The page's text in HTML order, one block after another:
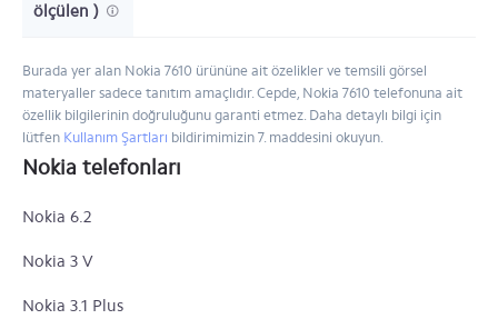
ölçülen )
Burada yer alan Nokia 7610 ürününe ait özelikler ve temsili görsel
materyaller sadece tanıtım amaçlıdır. Cepde, Nokia 7610 telefonuna ait
özellik bilgilerinin doğruluğunu garanti etmez. Daha detaylı bilgi için
lütfen Kullanım Şartları bildirimimizin 7. maddesini okuyun.
Nokia telefonları
Nokia 6.2
Nokia 3 V
Nokia 3.1 Plus